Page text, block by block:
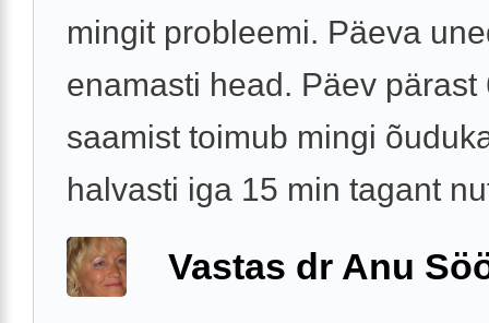
mingit probleemi. Päeva
enamasti head. Päev pärast
saamist toimub mingi
halvasti iga 15 min tagant
Vastas dr Anu